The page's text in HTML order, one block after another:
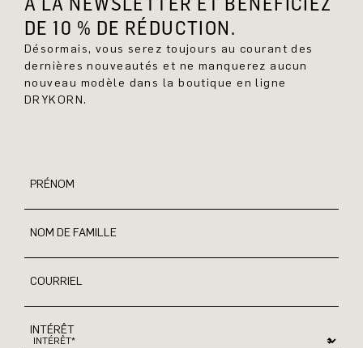
DE 10 % DE RÉDUCTION.
Désormais, vous serez toujours au courant des
dernières nouveautés et ne manquerez aucun
nouveau modèle dans la boutique en ligne
DRYKORN.
PRÉNOM
NOM DE FAMILLE
COURRIEL
INTÉRÊT